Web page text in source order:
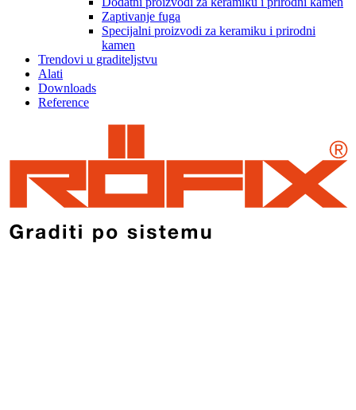
Zaptivanje fuga
Specijalni proizvodi za keramiku i prirodni
kamen
Trendovi u graditeljstvu
Alati
Downloads
Reference